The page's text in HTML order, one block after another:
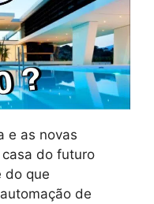
e as novas
do futuro
do que
de